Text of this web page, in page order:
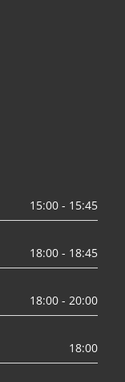
15:00 - 15:45
18:00 - 18:45
18:00 - 20:00
18:00